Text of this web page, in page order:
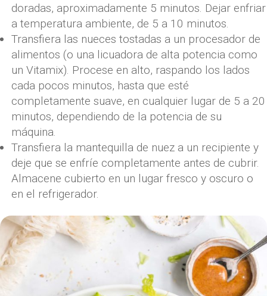
doradas, aproximadamente 5 minutos. Dejar enfriar
a temperatura ambiente, de 5 a 10 minutos.
Transfiera las nueces tostadas a un procesador de
alimentos (o una licuadora de alta potencia como
un Vitamix). Procese en alto, raspando los lados
cada pocos minutos, hasta que esté
completamente suave, en cualquier lugar de 5 a 20
minutos, dependiendo de la potencia de su
máquina.
Transfiera la mantequilla de nuez a un recipiente y
deje que se enfríe completamente antes de cubrir.
Almacene cubierto en un lugar fresco y oscuro o
en el refrigerador.